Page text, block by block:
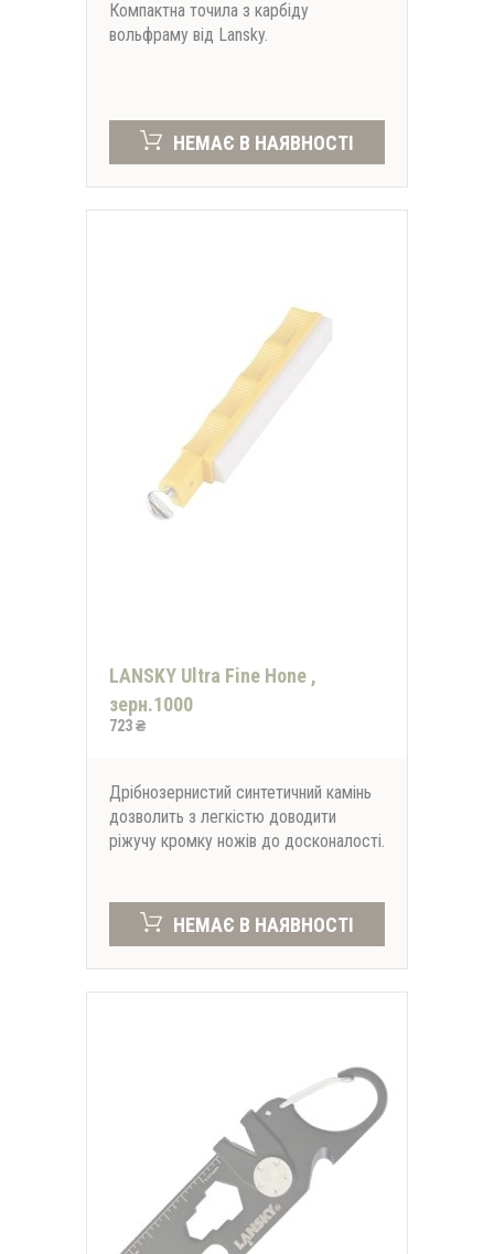
Компактна точила з карбіду
вольфраму від Lansky.
НЕМАЄ В НАЯВНОСТІ
LANSKY Ultra Fine Hone ,
зерн.1000
723 ₴
Дрібнозернистий синтетичний камінь
дозволить з легкістю доводити
ріжучу кромку ножів до досконалості.
НЕМАЄ В НАЯВНОСТІ